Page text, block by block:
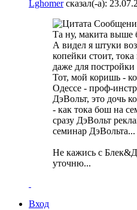
Lghomerсказал(-а):
Та ну, макита выше
А видел я штуки
копейки стоит,
даже для постройки
Тот, мой коришь -
Одессе - проф-
ДэВольт, это дочь
- как тока бош на
сразу ДэВольт
семинар ДэВольта...
Не кажись с
уточню...
Вход